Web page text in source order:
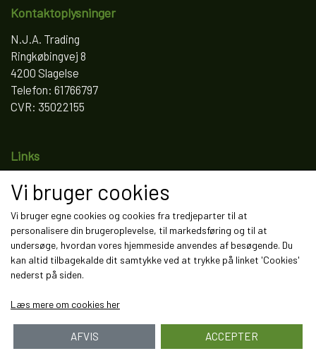
Kontaktoplysninger
N.J.A. Trading
Ringkøbingvej 8
4200 Slagelse
Telefon: 61766797
CVR: 35022155
Links
Salgs- og leveringsbetingelser
Cookies
Fortrydelse og reklamation
Kunde login
Om os
Kontakt
Vi bruger cookies
Vi bruger egne cookies og cookies fra tredjeparter til at
personalisere din brugeroplevelse, til markedsføring og til at
undersøge, hvordan vores hjemmeside anvendes af besøgende. Du
kan altid tilbagekalde dit samtykke ved at trykke på linket 'Cookies'
nederst på siden.
Læs mere om cookies her
AFVIS ACCEPTER